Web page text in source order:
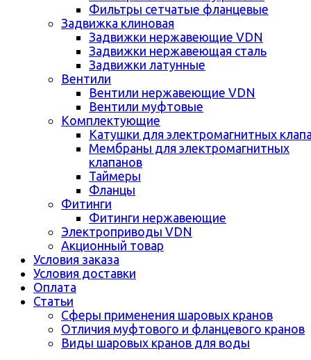
Фильтры сетчатые фланцевые
Задвижка клиновая
Задвижки нержавеющие VDN
Задвижки нержавеющая сталь
Задвижки латунные
Вентили
Вентили нержавеющие VDN
Вентили муфтовые
Комплектующие
Катушки для электромагнитных
Мембраны для электромагнитных
клапанов
Таймеры
Фланцы
Фитинги
Фитинги нержавеющие
Электроприводы VDN
Акционный товар
Условия заказа
Условия доставки
Оплата
Статьи
Сферы применения шаровых кранов
Отличия муфтового и фланцевого кранов
Виды шаровых кранов для воды